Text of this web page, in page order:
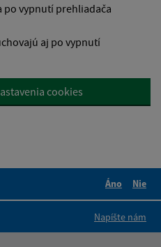
po vypnutí prehliadača
aj po vypnutí
cookies
Áno
Nie
Napíšte nám